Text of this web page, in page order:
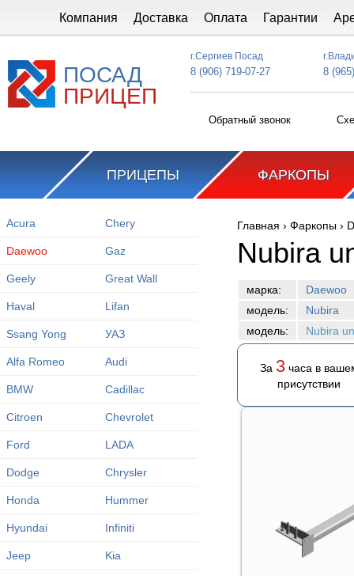
Компания Доставка Оплата Гарантии
ПОСАД
ПРИЦЕП
г.Сергиев Посад
8 (906) 719-07-27 8
Обратный звонок
ПРИЦЕПЫ ФАРКОПЫ
Acura Chery
Daewoo Gaz
Geely Great Wall
Haval Lifan
Ssang Yong УАЗ
Alfa Romeo Audi
BMW Cadillac
Citroen Chevrolet
Ford LADA
Dodge Chrysler
Honda Hummer
Hyundai Infiniti
Jeep Kia
Вы здесь
Главная › Фаркопы ›
Nubira
марка:
Daewoo
модель:
Nubira
модель:
Nubira
За 3часа в
присутствии